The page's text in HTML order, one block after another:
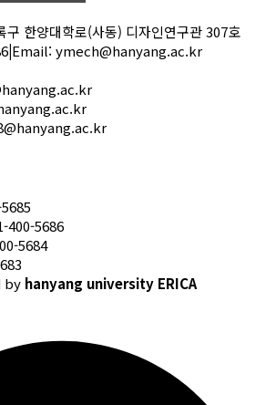
구 한양대학로(사동) 디자인연구관 307호
Email: ymech@hanyang.ac.kr
400-5686
5684
by hanyang university ERICA